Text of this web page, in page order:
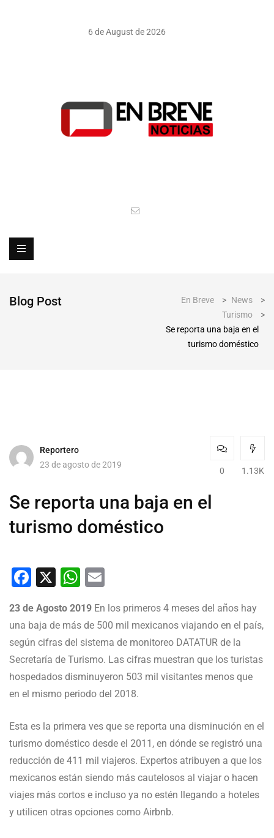
6 de August de 2026
Blog Post En Breve > News
>
Turismo
>
Se reporta una baja en el
turismo doméstico
Reportero
23 de agosto de 2019
0 1.13K
Se reporta una baja en el
turismo doméstico
Facebook
X WhatsApp
23 de Agosto 2019 En los primeros 4 meses del años hay
una baja de más de 500 mil mexicanos viajando en el país,
según cifras del sistema de monitoreo DATATUR de la
Secretaría de Turismo. Las cifras muestran que los turistas
hospedados disminuyeron 503 mil visitantes menos que
en el mismo periodo del 2018.
Esta es la primera ves que se reporta una disminución en el
turismo doméstico desde el 2011, en dónde se registró una
reducción de 411 mil viajeros. Expertos atribuyen a que los
mexicanos están siendo más cautelosos al viajar o hacen
viajes más cortos e incluso ya no estén llegando a hoteles
y utilicen otras opciones como Airbnb.